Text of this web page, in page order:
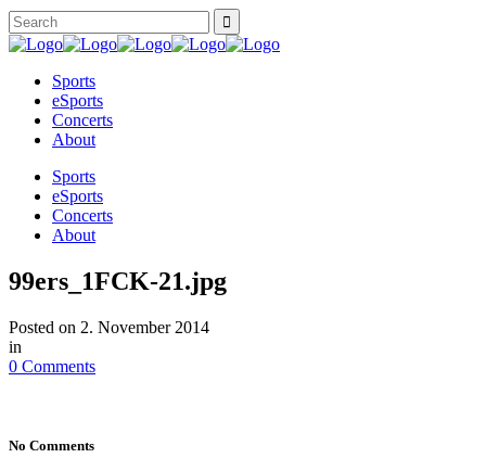
Sports
eSports
Concerts
About
Sports
eSports
Concerts
About
99ers_1FCK-21.jpg
Posted on 2. November 2014
in
0 Comments
No Comments